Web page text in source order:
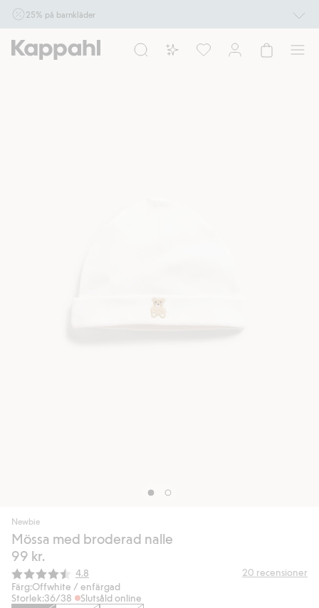
25% på barnkläder
10.00. Ej Newbie. Gäller för dig som är eller blir medlem. Kan ej kombineras med
andra rabatter eller erbjudanden.
Newbie
Mössa med broderad nalle
99 kr.
Snittbetyg:
4.8 20 recensioner
Färg:Offwhite / enfärgad
Storlek:36/38 Slutsåld online